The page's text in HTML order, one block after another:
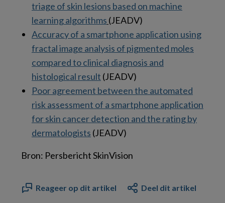
triage of skin lesions based on machine
learning algorithms (JEADV)
Accuracy of a smartphone application using
fractal image analysis of pigmented moles
compared to clinical diagnosis and
histological result (JEADV)
Poor agreement between the automated
risk assessment of a smartphone application
for skin cancer detection and the rating by
dermatologists (JEADV)
Bron: Persbericht SkinVision
Reageer op dit artikel Deel dit artikel